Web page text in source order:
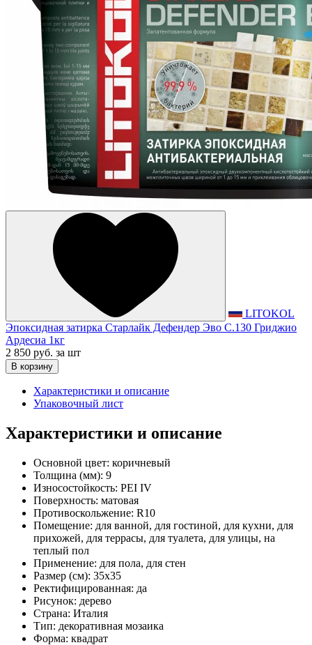
LITOKOL
Эпоксидная затирка Старлайк Дефендер Эво С.130 Гриджио
Ардесиа 1кг
2 850 руб. за шт
В корзину
Характеристики и описание
Упаковочный лист
Характеристики и описание
Основной цвет: коричневый
Толщина (мм): 9
Износостойкость: PEI IV
Поверхность: матовая
Противоскольжение: R10
Помещение: для ванной, для гостиной, для кухни, для
прихожей, для террасы, для туалета, для улицы, на
теплый пол
Применение: для пола, для стен
Размер (см): 35x35
Ректифицированная: да
Рисунок: дерево
Страна: Италия
Тип: декоративная мозаика
Форма: квадрат